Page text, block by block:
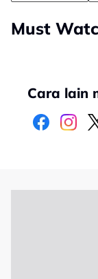
Must
Cara lain